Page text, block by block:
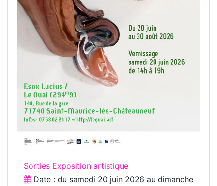
Sorties Exposition artistique
Date : du samedi 20 juin 2026 au dimanche